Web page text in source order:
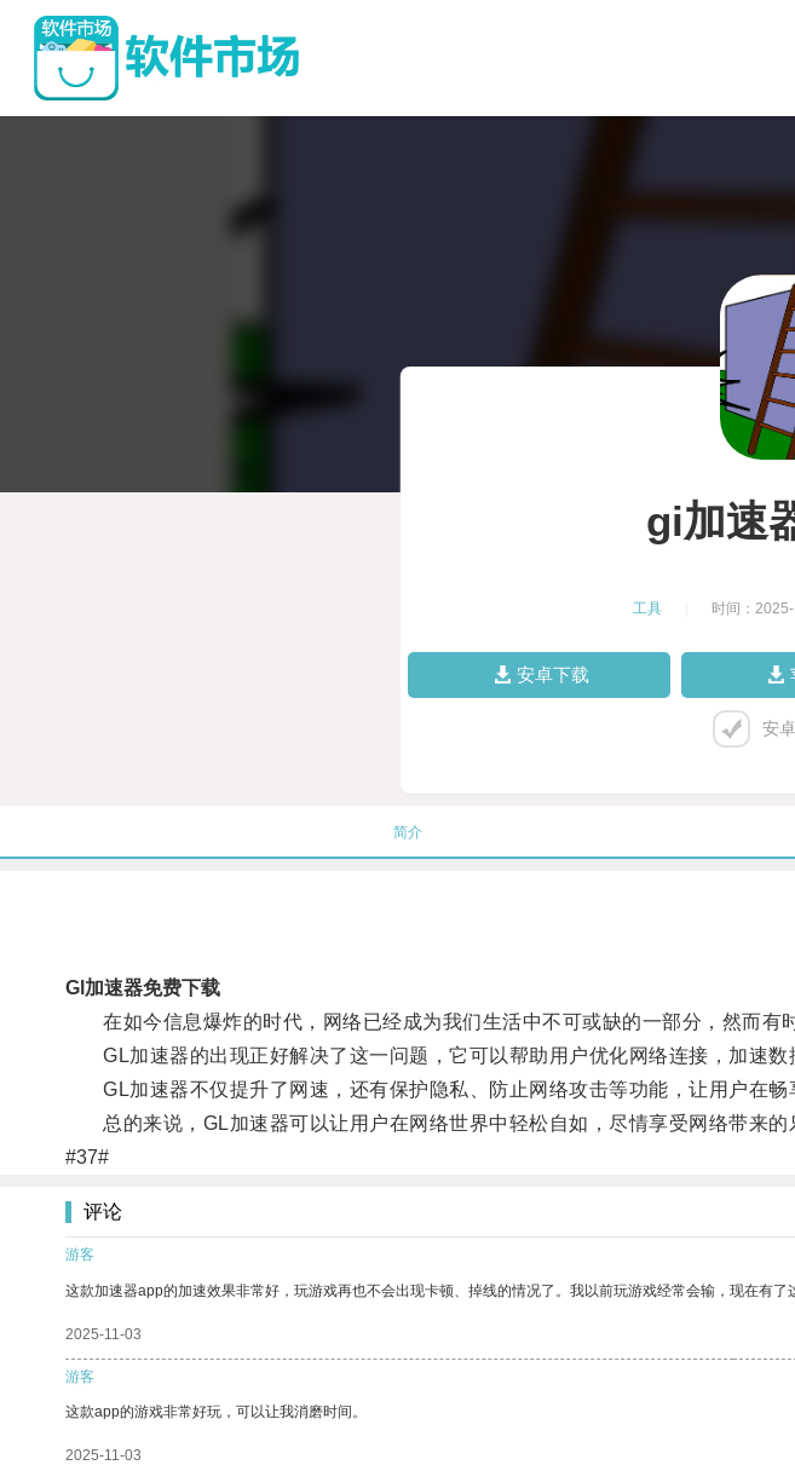
gi加速
工具 时间：
安卓下载
安
简介
Gl加速器免费下载
在如今信息爆炸的时代，网络已经成为我们生活中不可或缺的一部分，然而有
GL加速器的出现正好解决了这一问题，它可以帮助用户优化网络连接，加速数
GL加速器不仅提升了网速，还有保护隐私、防止网络攻击等功能，让用户在畅
总的来说，GL加速器可以让用户在网络世界中轻松自如，尽情享受网络带来的
#37#
评论
游客
这款加速器app的加速效果非常好，玩游戏再也不会出现卡顿、掉线的情况了。我以前玩游戏经常会输，现在有了
2025-11-03
游客
这款app的游戏非常好玩，可以让我消磨时间。
2025-11-03